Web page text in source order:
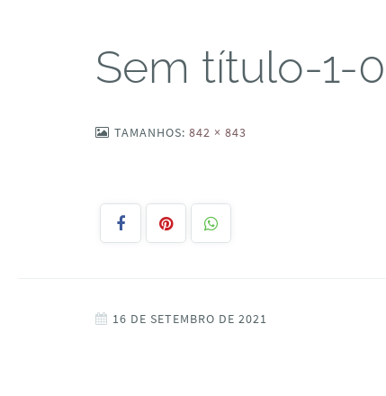
Sem título-1-
TAMANHOS:842 × 843
16 DE SETEMBRO DE 2021